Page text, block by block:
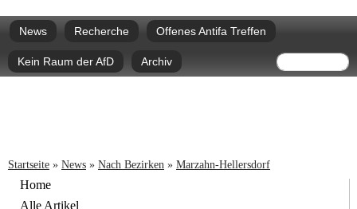
zum
Hauptmenü
News Recherche Offenes Antifa Treffen
Kein Raum der AfD Archiv Suche
Sie sind hier
Startseite » News » Nach Bezirken » Marzahn-Hellersdorf
Home
Alle Artikel